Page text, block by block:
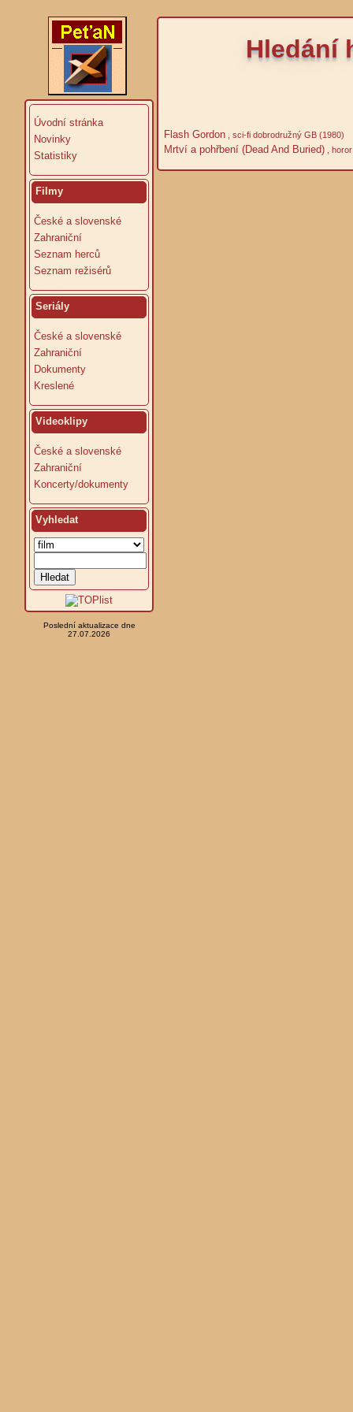
Úvodní stránka
Novinky
Statistiky
Filmy
České a slovenské
Zahraniční
Seznam herců
Seznam režisérů
Seriály
České a slovenské
Zahraniční
Dokumenty
Kreslené
Videoklipy
České a slovenské
Zahraniční
Koncerty/dokumenty
Vyhledat
Poslední aktualizace dne
27.07.2026
Hledání
Flash Gordon , sci-fi dobrodružný GB (1980)
Mrtví a pohřbení (Dead And Buried) ,